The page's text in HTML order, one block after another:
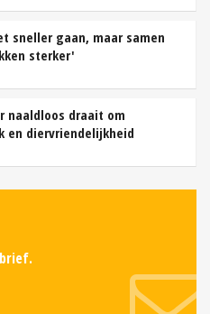
sneller gaan, maar samen
sterker'
naaldloos draait om
en diervriendelijkheid